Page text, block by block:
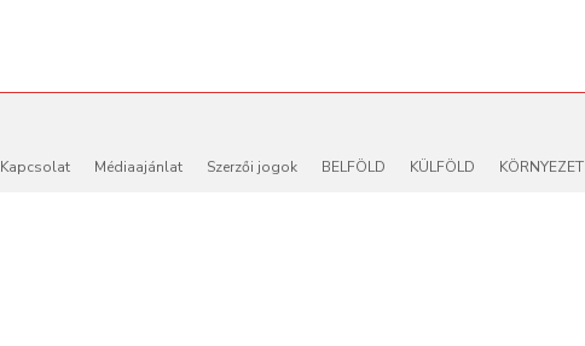
Kapcsolat Médiaajánlat Szerzői jogok BELFÖLD KÜLFÖLD KÖRNYEZET